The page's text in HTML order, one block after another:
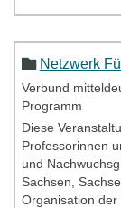
Netzwerk
Verbund
Programm
Diese
Professorinnen
und
Sachsen,
Organisation der